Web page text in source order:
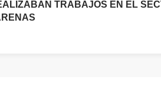
TRABAJOS EN EL